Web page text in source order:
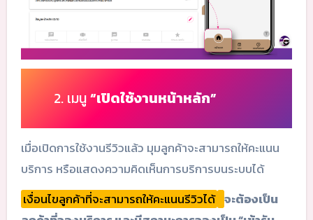
2. เมนู“เปิดใช้งานหน้าหลัก”
เมื่อเปิดการใช้งานรีวิวแล้ว มุมลูกค้าจะสามารถให้คะแนน
บริการ หรือแสดงความคิดเห็นการบริการบนระบบได้
เงื่อนไขลูกค้าที่จะสามารถให้คะแนนรีวิวได้ จะต้องเป็น